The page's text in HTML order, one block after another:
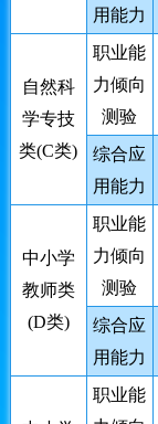
用能力
自然科
学专技
类(C类)
职业能
力倾向
测验
综合应
用能力
中小学
教师类
(D类)
职业能
力倾向
测验
综合应
用能力
职业能